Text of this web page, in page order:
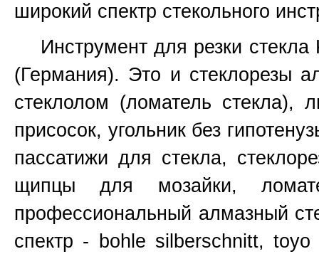
широкий спектр стекольного
Инструмент для резки стекла
(Германия). Это и стеклорезы
стеклолом (ломатель стекла),
присосок, угольник без
пассатижи для стекла,
щипцы для мозайки,
профессиональный алмазный
спектр - bohle silberschnitt,